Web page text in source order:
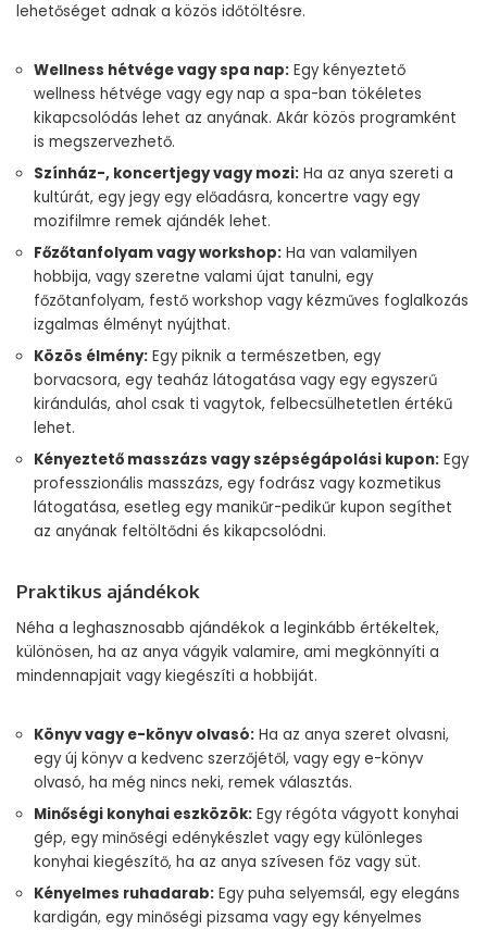
lehetőséget adnak a közös időtöltésre.
Wellness hétvége vagy spa nap: Egy kényeztető
wellness hétvége vagy egy nap a spa-ban tökéletes
kikapcsolódás lehet az anyának. Akár közös programként
is megszervezhető.
Színház-, koncertjegy vagy mozi: Ha az anya szereti a
kultúrát, egy jegy egy előadásra, koncertre vagy egy
mozifilmre remek ajándék lehet.
Főzőtanfolyam vagy workshop: Ha van valamilyen
hobbija, vagy szeretne valami újat tanulni, egy
főzőtanfolyam, festő workshop vagy kézműves foglalkozás
izgalmas élményt nyújthat.
Közös élmény: Egy piknik a természetben, egy
borvacsora, egy teaház látogatása vagy egy egyszerű
kirándulás, ahol csak ti vagytok, felbecsülhetetlen értékű
lehet.
Kényeztető masszázs vagy szépségápolási kupon: Egy
professzionális masszázs, egy fodrász vagy kozmetikus
látogatása, esetleg egy manikűr-pedikűr kupon segíthet
az anyának feltöltődni és kikapcsolódni.
Praktikus ajándékok
Néha a leghasznosabb ajándékok a leginkább értékeltek,
különösen, ha az anya vágyik valamire, ami megkönnyíti a
mindennapjait vagy kiegészíti a hobbiját.
Könyv vagy e-könyv olvasó: Ha az anya szeret olvasni,
egy új könyv a kedvenc szerzőjétől, vagy egy e-könyv
olvasó, ha még nincs neki, remek választás.
Minőségi konyhai eszközök: Egy régóta vágyott konyhai
gép, egy minőségi edénykészlet vagy egy különleges
konyhai kiegészítő, ha az anya szívesen főz vagy süt.
Kényelmes ruhadarab: Egy puha selyemsál, egy elegáns
kardigán, egy minőségi pizsama vagy egy kényelmes